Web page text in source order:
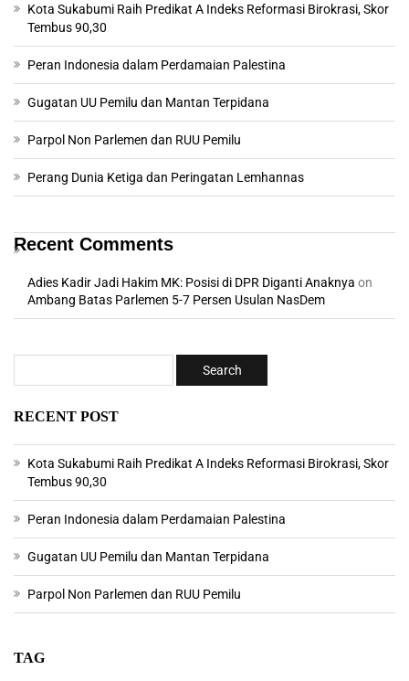
Kota Sukabumi Raih Predikat A Indeks Reformasi Birokrasi, Skor
Tembus 90,30
Peran Indonesia dalam Perdamaian Palestina
Gugatan UU Pemilu dan Mantan Terpidana
Parpol Non Parlemen dan RUU Pemilu
Perang Dunia Ketiga dan Peringatan Lemhannas
Recent Comments
Adies Kadir Jadi Hakim MK: Posisi di DPR Diganti Anaknya on
Ambang Batas Parlemen 5-7 Persen Usulan NasDem
RECENT POST
Kota Sukabumi Raih Predikat A Indeks Reformasi Birokrasi, Skor
Tembus 90,30
Peran Indonesia dalam Perdamaian Palestina
Gugatan UU Pemilu dan Mantan Terpidana
Parpol Non Parlemen dan RUU Pemilu
TAG